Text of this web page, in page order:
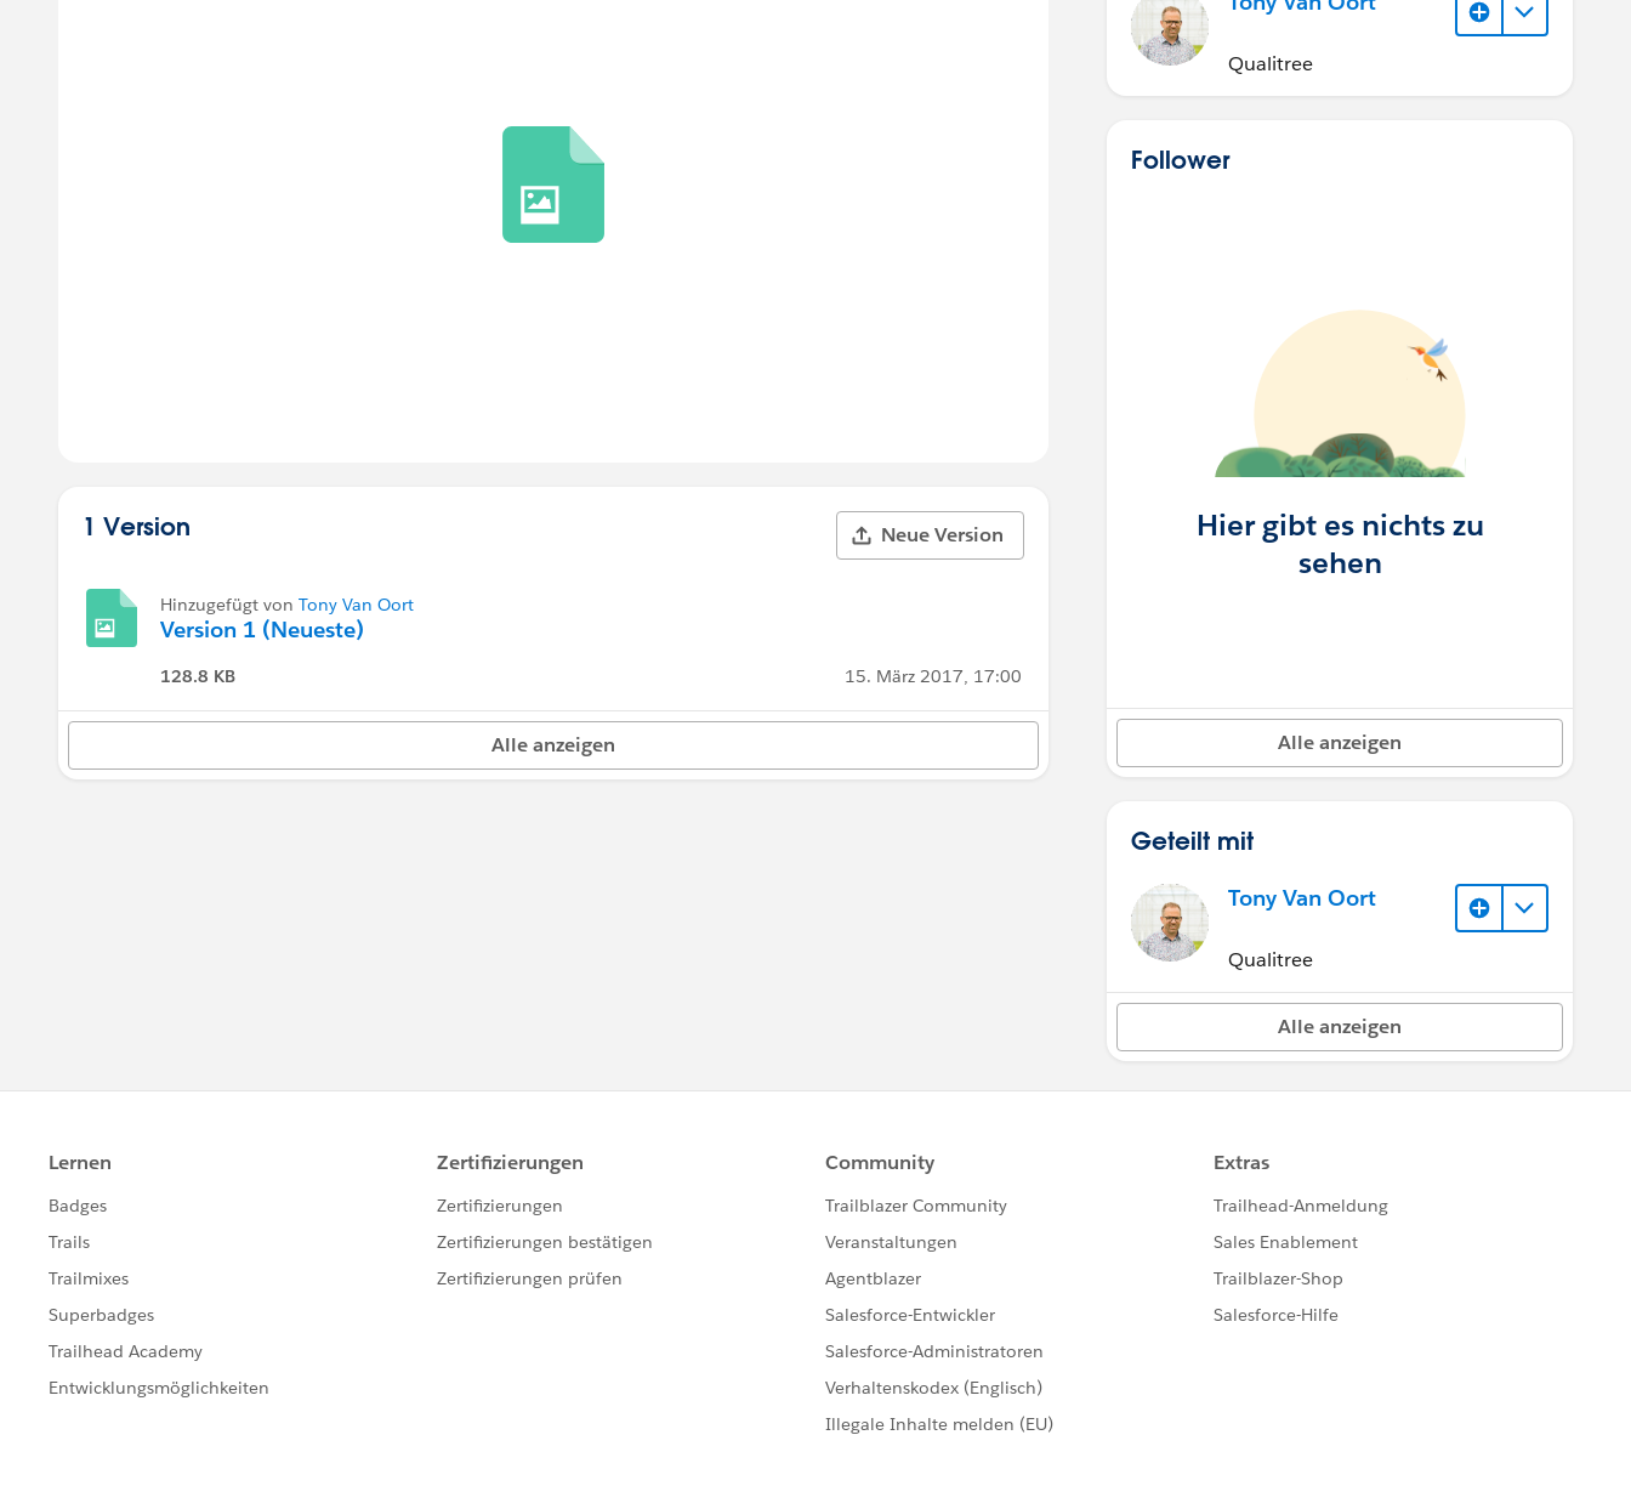
1 Version Neue Version
Hinzugefügt von Tony Van Oort
Version 1 (Neueste)
128.8 KB 15. März 2017, 17:00
Alle anzeigen
Qualitree
Follower
Hier gibt es nichts zu
sehen
Alle anzeigen
Geteilt mit
Tony Van Oort
Qualitree
Alle anzeigen